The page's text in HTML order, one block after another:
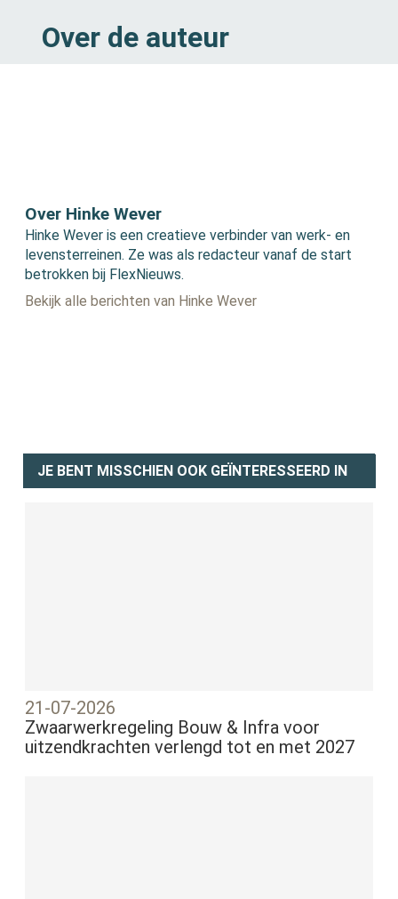
Over de auteur
Over Hinke Wever
Hinke Wever is een creatieve verbinder van werk- en
levensterreinen. Ze was als redacteur vanaf de start
betrokken bij FlexNieuws.
Bekijk alle berichten van Hinke Wever
JE BENT MISSCHIEN OOK GEÏNTERESSEERD IN
21-07-2026
Zwaarwerkregeling Bouw & Infra voor
uitzendkrachten verlengd tot en met 2027